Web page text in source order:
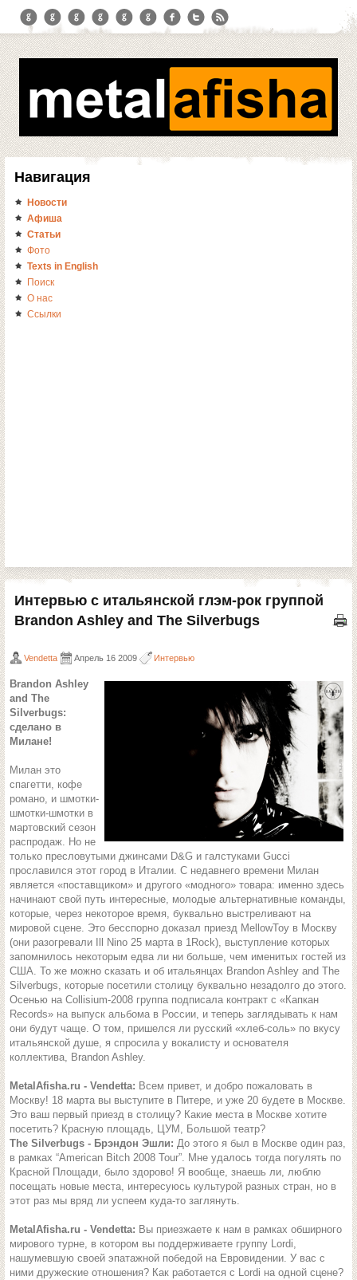
Навигация
Новости
Афиша
Статьи
Фото
Texts in English
Поиск
О нас
Ссылки
Интервью с итальянской глэм-рок группой
Brandon Ashley and The Silverbugs
Vendetta Апрель 16 2009 Интервью
Brandon Ashley
and The
Silverbugs:
сделано в
Милане!
Милан это
спагетти, кофе
романо, и шмотки-
шмотки-шмотки в
мартовский сезон
распродаж. Но не
только пресловутыми джинсами D&G и галстуками Gucci
прославился этот город в Италии. С недавнего времени Милан
является «поставщиком» и другого «модного» товара: именно здесь
начинают свой путь интересные, молодые альтернативные команды,
которые, через некоторое время, буквально выстреливают на
мировой сцене. Это бесспорно доказал приезд MellowToy в Москву
(они разогревали Ill Nino 25 марта в 1Rock), выступление которых
запомнилось некоторым едва ли ни больше, чем именитых гостей из
США. То же можно сказать и об итальянцах Brandon Ashley and The
Silverbugs, которые посетили столицу буквально незадолго до этого.
Осенью на Collisium-2008 группа подписала контракт с «Капкан
Records» на выпуск альбома в России, и теперь заглядывать к нам
они будут чаще. О том, пришелся ли русский «хлеб-соль» по вкусу
итальянской душе, я спросила у вокалисту и основателя
коллектива, Brandon Ashley.
MetalAfisha.ru - Vendetta: Всем привет, и добро пожаловать в
Москву! 18 марта вы выступите в Питере, и уже 20 будете в Москве.
Это ваш первый приезд в столицу? Какие места в Москве хотите
посетить? Красную площадь, ЦУМ, Большой театр?
The Silverbugs - Брэндон Эшли: До этого я был в Москве один раз,
в рамках “American Bitch 2008 Tour”. Мне удалось тогда погулять по
Красной Площади, было здорово! Я вообще, знаешь ли, люблю
посещать новые места, интересуюсь культурой разных стран, но в
этот раз мы вряд ли успеем куда-то заглянуть.
MetalAfisha.ru - Vendetta: Вы приезжаете к нам в рамках обширного
мирового турне, в котором вы поддерживаете группу Lordi,
нашумевшую своей эпатажной победой на Евровидении. У вас с
ними дружеские отношения? Как работается с Lordi на одной сцене?